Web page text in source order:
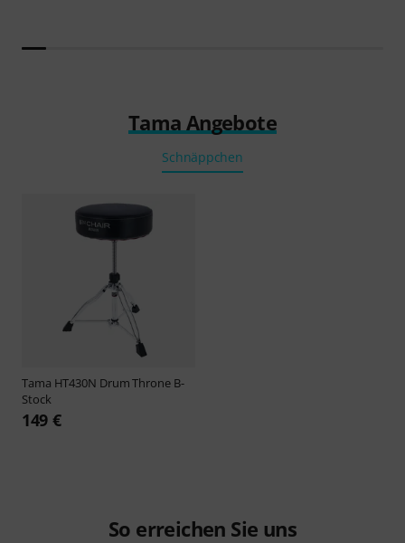
Tama Angebote
Schnäppchen
Tama HT430N Drum Throne B-
Stock
149 €
So erreichen Sie uns